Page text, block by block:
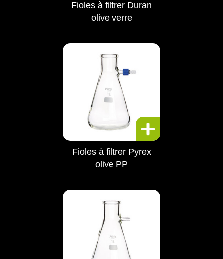
Fioles à filtrer Duran
olive verre
Fioles à filtrer Pyrex
olive PP